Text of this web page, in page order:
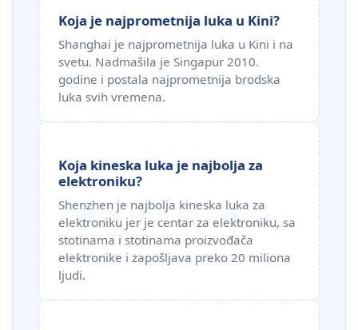
Koja je najprometnija luka u Kini?
Shanghai je najprometnija luka u Kini i na
svetu. Nadmašila je Singapur 2010.
godine i postala najprometnija brodska
luka svih vremena.
Koja kineska luka je najbolja za
elektroniku?
Shenzhen je najbolja kineska luka za
elektroniku jer je centar za elektroniku, sa
stotinama i stotinama proizvođača
elektronike i zapošljava preko 20 miliona
ljudi.